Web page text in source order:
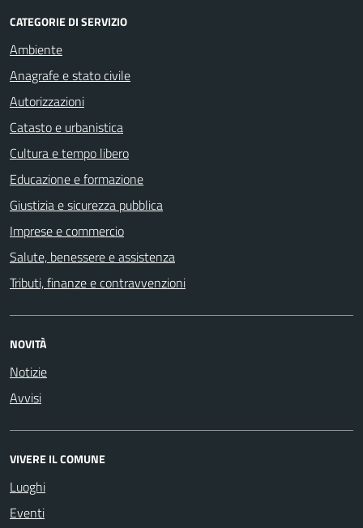
CATEGORIE DI SERVIZIO
Ambiente
Anagrafe e stato civile
Autorizzazioni
Catasto e urbanistica
Cultura e tempo libero
Educazione e formazione
Giustizia e sicurezza pubblica
Imprese e commercio
Salute, benessere e assistenza
Tributi, finanze e contravvenzioni
NOVITÀ
Notizie
Avvisi
VIVERE IL COMUNE
Luoghi
Eventi